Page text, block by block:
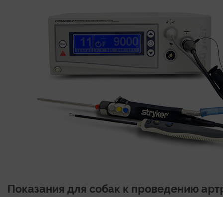
Показания для собак к проведению